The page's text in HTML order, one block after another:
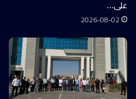
على…
2026-08-02